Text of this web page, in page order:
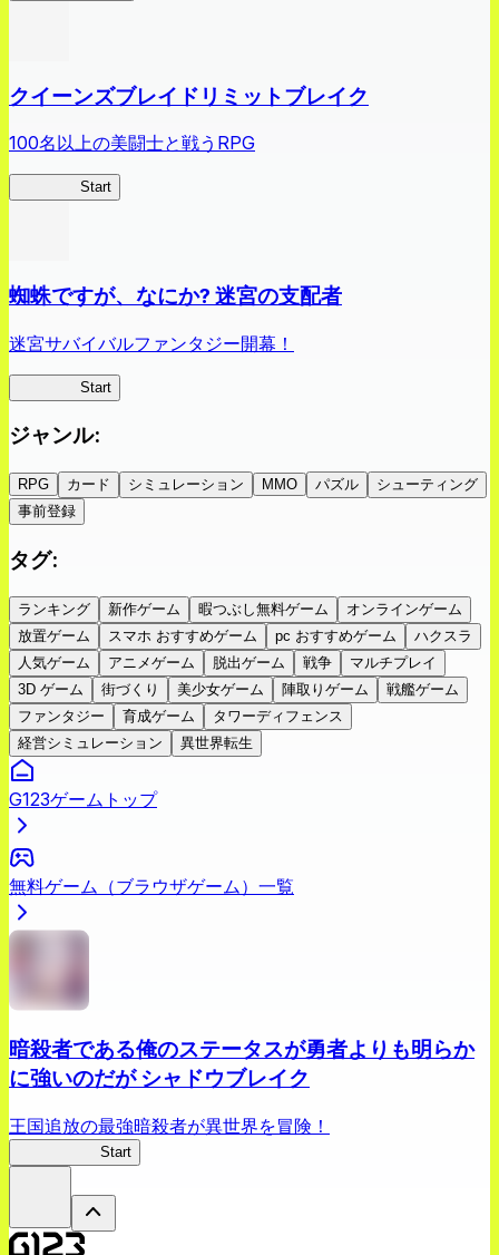
クイーンズブレイドリミットブレイク
100名以上の美闘士と戦うRPG
Start
蜘蛛ですが、なにか? 迷宮の支配者
迷宮サバイバルファンタジー開幕！
Start
ジャンル:
RPG カード シミュレーション MMO パズル
シューティング
事前登録
タグ:
ランキング 新作ゲーム 暇つぶし無料ゲーム
オンラインゲーム
放置ゲーム
スマホ おすすめゲーム pc おすすめゲーム
ハクスラ
人気ゲーム
アニメゲーム 脱出ゲーム 戦争
マルチプレイ
3D ゲーム
街づくり 美少女ゲーム 陣取りゲーム
戦艦ゲーム
ファンタジー
育成ゲーム
タワーディフェンス
経営シミュレーション
異世界転生
G123ゲームトップ
無料ゲーム（ブラウザゲーム）一覧
暗殺者である俺のステータスが勇者よりも明らか
に強いのだが シャドウブレイク
王国追放の最強暗殺者が異世界を冒険！
Start